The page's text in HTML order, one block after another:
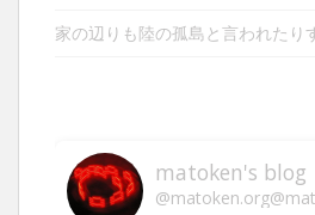
家の辺りも陸の孤島と言われたり
matoken's blog